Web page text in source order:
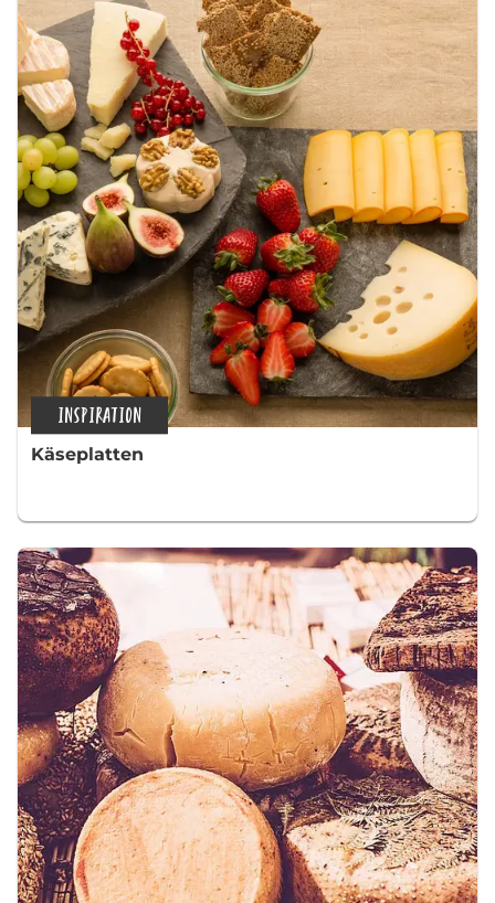
INSPIRATION
Käseplatten